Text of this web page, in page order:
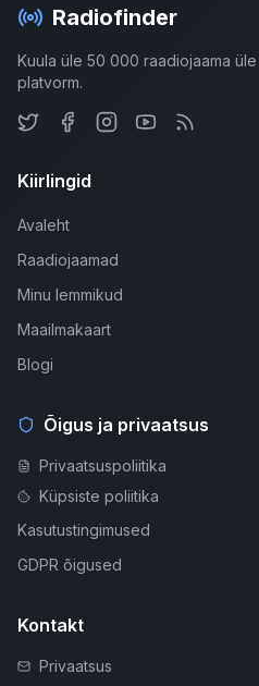
Radiofinder
Kuula üle 50 000 raadiojaama
platvorm.
Kiirlingid
Avaleht
Raadiojaamad
Minu lemmikud
Maailmakaart
Blogi
Õigus ja privaatsus
Privaatsuspoliitika
Küpsiste poliitika
Kasutustingimused
GDPR õigused
Kontakt
Privaatsus